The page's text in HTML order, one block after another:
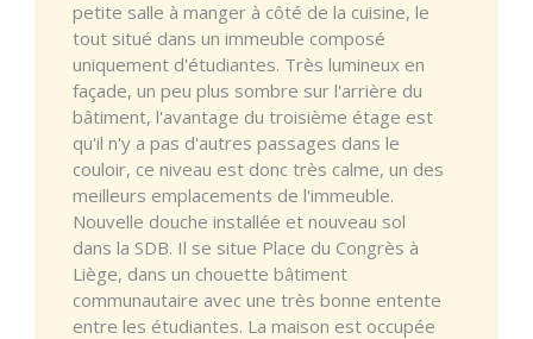
petite salle à manger à côté de la cuisine, le
tout situé dans un immeuble composé
uniquement d'étudiantes. Très lumineux en
façade, un peu plus sombre sur l'arrière du
bâtiment, l'avantage du troisième étage est
qu'il n'y a pas d'autres passages dans le
couloir, ce niveau est donc très calme, un des
meilleurs emplacements de l'immeuble.
Nouvelle douche installée et nouveau sol
dans la SDB. Il se situe Place du Congrès à
Liège, dans un chouette bâtiment
communautaire avec une très bonne entente
entre les étudiantes. La maison est occupée